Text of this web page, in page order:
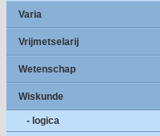
Varia
Vrijmetselarij
Wetenschap
Wiskunde
- logica